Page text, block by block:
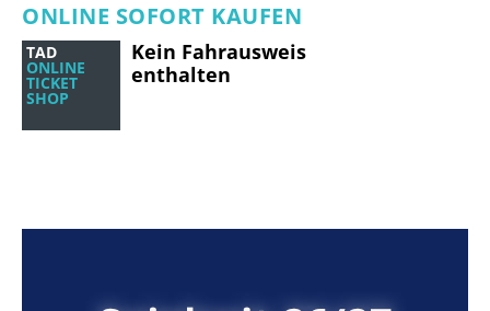
ONLINE SOFORT KAUFEN
TAD
ONLINE
TICKET
SHOP
Kein Fahrausweis
enthalten